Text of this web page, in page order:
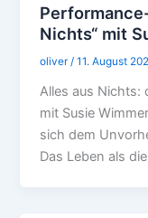
Nichts“ mit
oliver/11. August
Alles aus Nichts:
mit Susie
sich dem
Das Leben als